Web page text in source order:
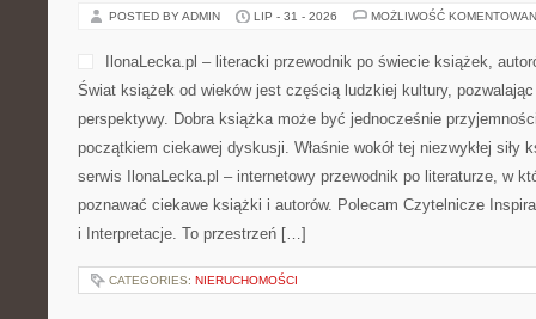
POSTED BY ADMIN LIP - 31 - 2026 MOŻLIWOŚĆ
IlonaLecka.pl – literacki przewodnik po świecie książek,
Świat książek od wieków jest częścią ludzkiej kultury,
perspektywy. Dobra książka może być jednocześnie
początkiem ciekawej dyskusji. Właśnie wokół tej niezwykłej siły
serwis IlonaLecka.pl – internetowy przewodnik po literaturze, w
poznawać ciekawe książki i autorów. Polecam Czytelnicze
i Interpretacje. To przestrzeń […]
CATEGORIES: NIERUCHOMOŚCI